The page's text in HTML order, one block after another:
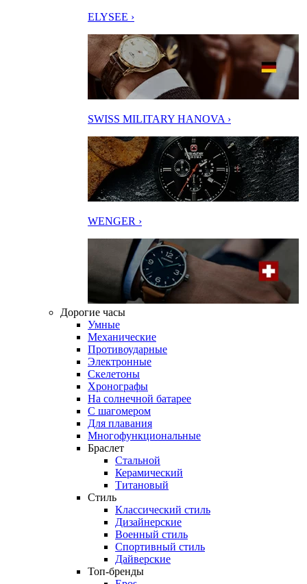
ELYSEE ›
SWISS MILITARY HANOVA ›
WENGER ›
Дорогие часы
Умные
Механические
Противоударные
Электронные
Скелетоны
Хронографы
На солнечной батарее
С шагомером
Для плавания
Многофункциональные
Браслет
Стальной
Керамический
Титановый
Стиль
Классический стиль
Дизайнерские
Военный стиль
Спортивный стиль
Дайверские
Топ-бренды